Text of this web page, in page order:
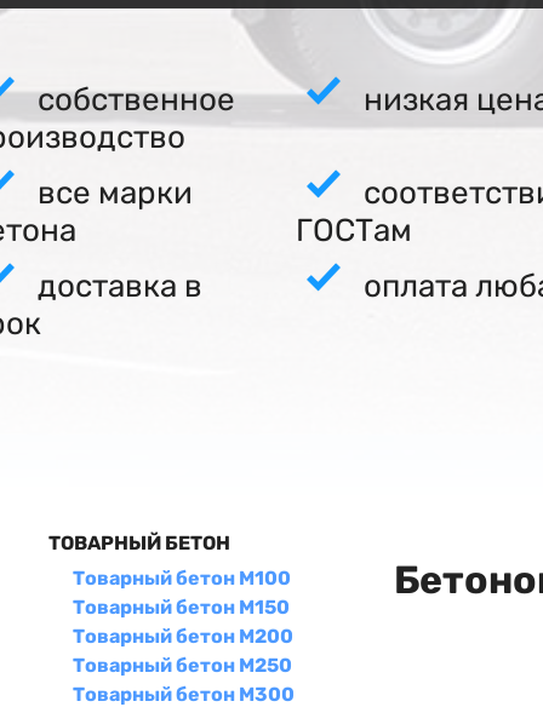
собственное
низкая
все марки
ГОСТам
доставка в
оплата
ТОВАРНЫЙ БЕТОН
Товарный бетон М100
Товарный бетон М150
Товарный бетон М200
Товарный бетон М250
Товарный бетон М300